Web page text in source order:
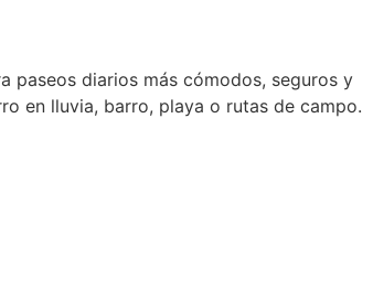
paseos diarios más cómodos, seguros y
en lluvia, barro, playa o rutas de campo.